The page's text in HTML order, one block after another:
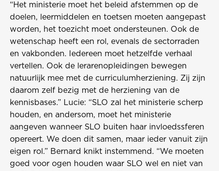
“Het ministerie moet het beleid afstemmen op de
doelen, leermiddelen en toetsen moeten aangepast
worden, het toezicht moet ondersteunen. Ook de
wetenschap heeft een rol, evenals de sectorraden
en vakbonden. Iedereen moet hetzelfde verhaal
vertellen. Ook de lerarenopleidingen bewegen
natuurlijk mee met de curriculumherziening. Zij zijn
daarom zelf bezig met de herziening van de
kennisbases.” Lucie: “SLO zal het ministerie scherp
houden, en andersom, moet het ministerie
aangeven wanneer SLO buiten haar invloedssferen
opereert. We doen dit samen, maar ieder vanuit zijn
eigen rol.” Bernard knikt instemmend. “We moeten
goed voor ogen houden waar SLO wel en niet van